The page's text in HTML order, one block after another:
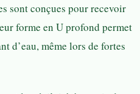
sont conçues pour recevoir
forme en U profond permet
d’eau, même lors de fortes